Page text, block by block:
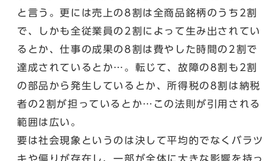
と言う。更には売上の8割は全商品銘柄のうち2割
で、しかも全従業員の2割によって生み出されてい
るとか、仕事の成果の8割は費やした時間の2割で
達成されているとか…。転じて、故障の8割も2割
の部品から発生しているとか、所得税の8割は納税
者の2割が担っているとか…この法則が引用される
範囲は広い。
要は社会現象というのは決して平均的でなくバラツ
キや偏りが存在し、一部が全体に大きな影響を持っ